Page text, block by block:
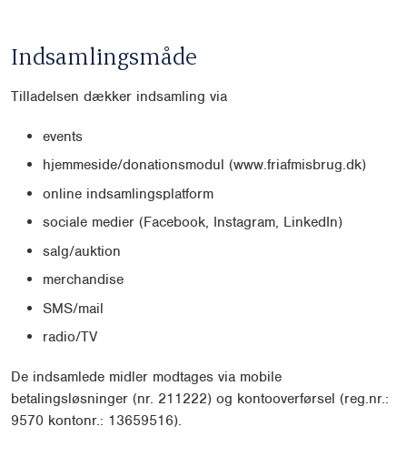
Indsamlingsmåde
Tilladelsen dækker indsamling via
events
hjemmeside/donationsmodul (www.friafmisbrug.dk)
online indsamlingsplatform
sociale medier (Facebook, Instagram, LinkedIn)
salg/auktion
merchandise
SMS/mail
radio/TV
De indsamlede midler modtages via mobile
betalingsløsninger (nr. 211222) og kontooverførsel (reg.nr.:
9570 kontonr.: 13659516).